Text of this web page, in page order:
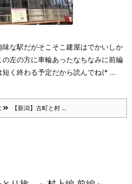
味な駅だがそこそこ建屋はでかいしか
の左の方に車輪あったなちなみに前編
く終わる予定だから読んでね(* ...
【新潟】古町と村 ...